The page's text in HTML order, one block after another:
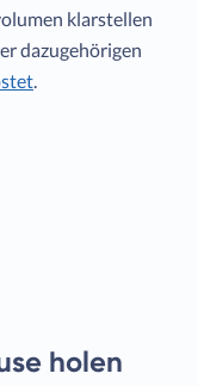
klarstellen
dazugehörigen
.
holen